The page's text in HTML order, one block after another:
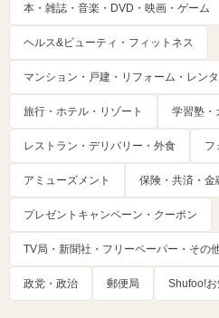
本・雑誌・音楽・DVD・映画・ゲーム
ヘルス&ビューティ・フィットネス
マンション・戸建・リフォーム・レン
旅行・ホテル・リゾート 学習塾・
レストラン・デリバリー・外食 フ
アミューズメント 保険・共済・金
プレゼントキャンペーン・クーポン
TV局・新聞社・フリーペーパー・その
政党・政治 郵便局 Shufoo!